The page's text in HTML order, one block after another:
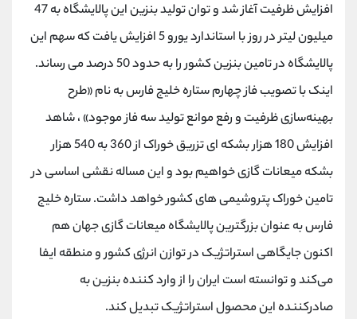
افزایش ظرفیت آغاز شد و توان تولید بنزین این پالایشگاه به 47
میلیون لیتر در روز با استاندارد یورو 5 افزایش یافت که سهم این
پالایشگاه در تامین بنزین کشور را به حدود 50 درصد می رساند.
اینک با تصویب فاز چهارم ستاره خلیج فارس به نام «طرح
بهینه‌سازی ظرفیت و رفع موانع تولید سه فاز موجود» ، شاهد
افزایش 180 هزار بشکه ای تزریق خوراک از 360 به 540 هزار
بشکه میعانات گازی خواهیم بود و این مساله نقشی اساسی در
تامین خوراک پتروشیمی های کشور خواهد داشت. ستاره خلیج
فارس به عنوان بزرگترین پالایشگاه میعانات گازی جهان هم
اکنون جایگاهی استراتژیک در توازن انرژی کشور و منطقه ایفا
می‌کند و توانسته است ایران را از وارد کننده بنزین به
صادرکننده این محصول استراتژیک تبدیل کند.